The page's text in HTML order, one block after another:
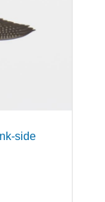
side